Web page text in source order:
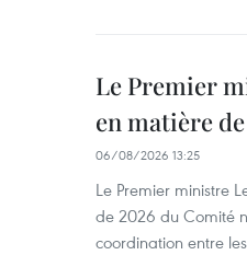
Le Premier
en matière
06/08/2026 13:25
Le Premier ministre
de 2026 du Comité
coordination entre